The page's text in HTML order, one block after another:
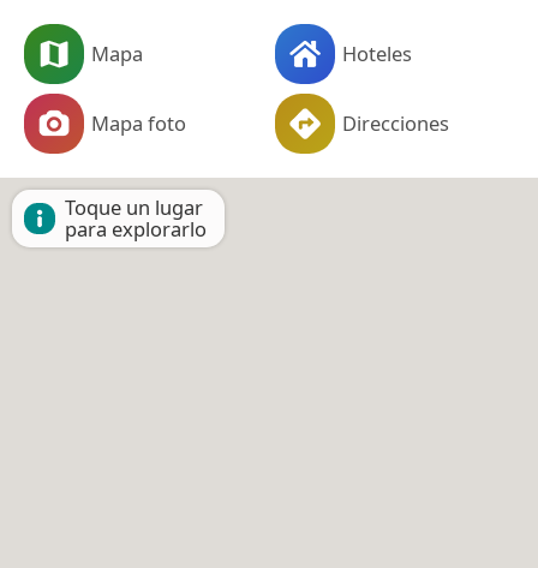
Mapa Hoteles
Mapa foto Direcciones
Toque un lugar
para explorarlo